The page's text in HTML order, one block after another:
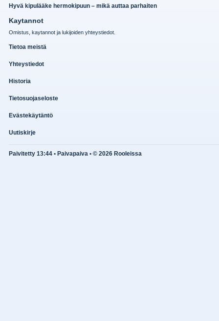
Hyvä kipulääke hermokipuun – mikä auttaa parhaiten
Kaytannot
Omistus, kaytannot ja lukijoiden yhteystiedot.
Tietoa meistä
Yhteystiedot
Historia
Tietosuojaseloste
Evästekäytäntö
Uutiskirje
Paivitetty 13:44 • Paivapaiva • © 2026 Rooleissa